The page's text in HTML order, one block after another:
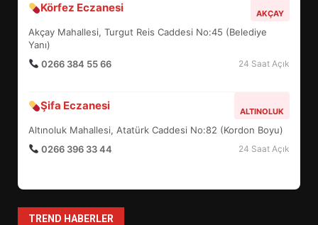
Körfez Eczanesi AKÇAY
Akçay Mahallesi, Turgut Reis Caddesi No:45 (Belediye
Yanı)
0266 384 55 66
24 Saat Açık
Şifa Eczanesi ALTINOLUK
Altınoluk Mahallesi, Atatürk Caddesi No:82 (Kordon Boyu)
0266 396 33 44
24 Saat Açık
TREND HABERLER
6
TURNUVASI KAYITLARI NEYİ
7
YENİ YÖNETİM NASIL
ŞEKİLLENDİ?
1
HAREKETE GEÇİYOR: GÖZLER